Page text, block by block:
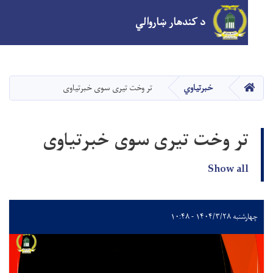
دانګل
د کندهار ښاروالي
خبرتیاوي تر وخت تیری سوی خبرتیاوی
تر وخت تیری سوی خبرتیاوی
Show all
۳/۲۸ - ۱۰:۴۸